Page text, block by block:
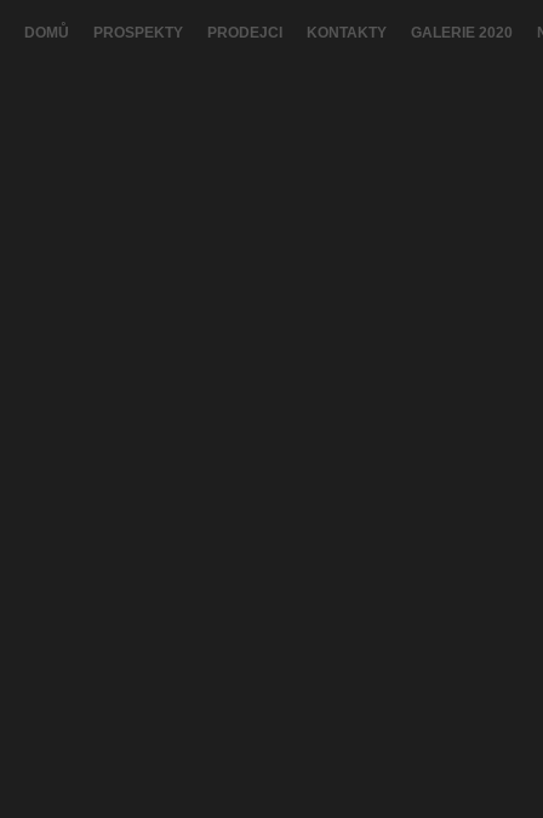
DOMŮ PROSPEKTY PRODEJCI KONTAKTY GALERIE 2020